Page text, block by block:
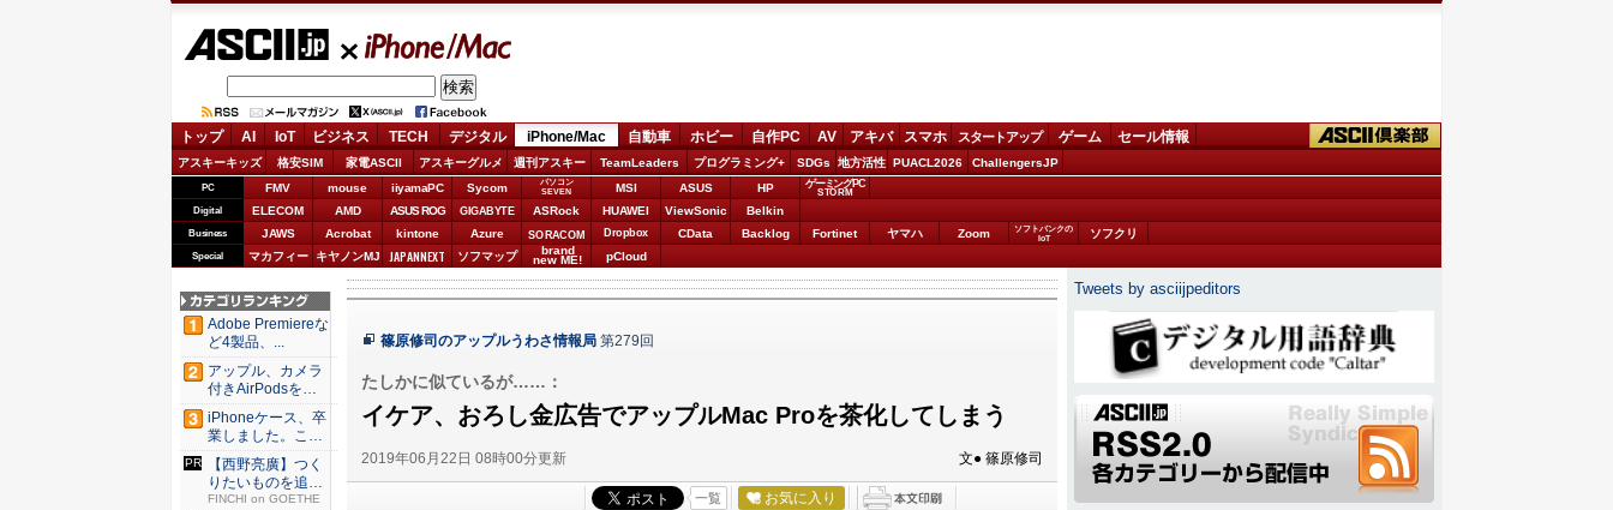
iPhone/Mac
トップ AI IoT ビジネス TECH デジタル iPhone/Mac 自動車 ホビー 自作PC AV アキバ スマホ スタートアップ ゲーム セール情報
アスキーキッズ 格安SIM 家電ASCII アスキーグルメ 週刊アスキー TeamLeaders プログラミング+ SDGs 地方活性 PUACL2026 ChallengersJP
PC FMV mouse iiyamaPC Sycom
パソコン
SEVEN
MSI ASUS HP ゲーミングPC
STORM
Digital ELECOM AMD ASUS ROG GIGABYTE ASRock HUAWEI ViewSonic Belkin
Business JAWS Acrobat kintone Azure SORACOM Dropbox CData Backlog Fortinet ヤマハ Zoom
ソフトバンクの
IoT
ソフクリ
Special マカフィー キヤノンMJ JAPANNEXT ソフマップ brand
new ME! pCloud
篠原修司のアップルうわさ情報局 第279回
たしかに似ているが……：
イケア、おろし金広告でアップルMac Proを茶化してしまう
2019年06月22日 08時00分更新 文● 篠原修司
一覧 お気に入り
Adobe Premiereな
ど4製品、...
アップル、カメラ
付きAirPodsを年
内...
iPhoneケース、卒
業しました。これ
か...
【西野亮廣】つく
りたいものを追求
できる環...
FINCHI on GOETHE
Tweets by asciijpeditors